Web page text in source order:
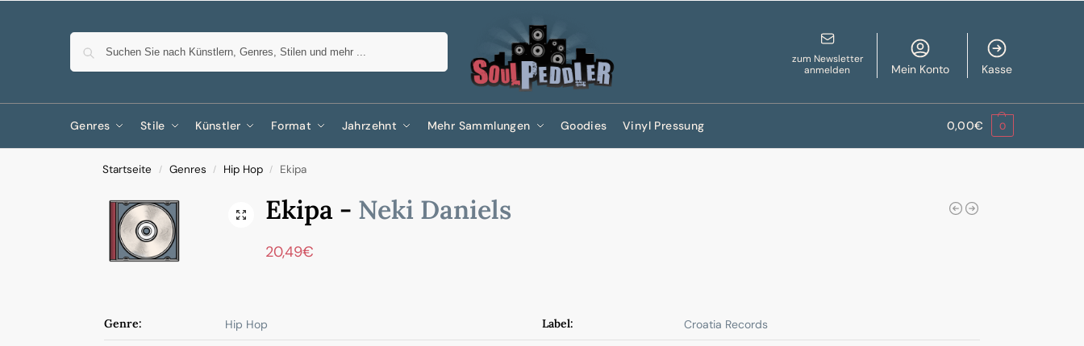
zum Newsletter
anmelden
Mein Konto Kasse
Genres Stile Künstler Format Jahrzehnt Mehr Sammlungen Goodies Vinyl Pressung 0,00€ 0
Startseite / Genres / Hip Hop / Ekipa
Ekipa - Neki Daniels
20,49€
Genre: Hip Hop Label: Croatia Records